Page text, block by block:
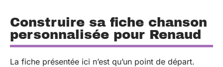
Construire sa fiche chanson
personnalisée pour Renaud
La fiche présentée ici n’est qu’un point de départ.